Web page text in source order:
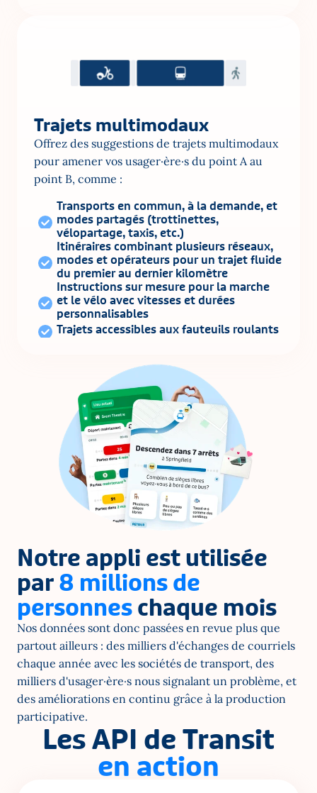
Trajets multimodaux
Offrez des suggestions de trajets multimodaux
pour amener vos usager·ère·s du point A au
point B, comme :
Transports en commun, à la demande, et
modes partagés (trottinettes,
vélopartage, taxis, etc.)
Itinéraires combinant plusieurs réseaux,
modes et opérateurs pour un trajet fluide
du premier au dernier kilomètre
Instructions sur mesure pour la marche
et le vélo avec vitesses et durées
personnalisables
Trajets accessibles aux fauteuils roulants
Notre appli est utilisée
par 8 millions de
personnes chaque mois
Nos données sont donc passées en revue plus que
partout ailleurs : des milliers d'échanges de courriels
chaque année avec les sociétés de transport, des
milliers d'usager·ère·s nous signalant un problème, et
des améliorations en continu grâce à la production
participative.
Les API de Transit
en action